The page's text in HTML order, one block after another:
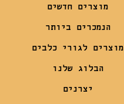
מוצרים חדשים
הנמכרים ביותר
מוצרים לגורי כלבים
הבלוג שלנו
יצרנים